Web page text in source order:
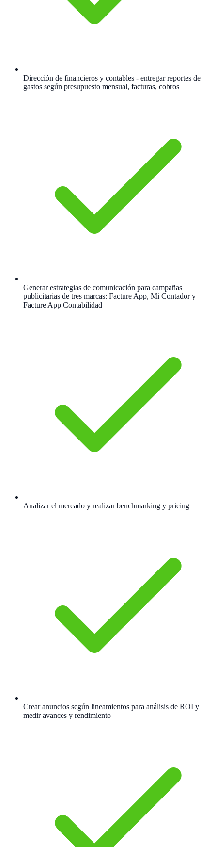
Dirección de financieros y contables - entregar reportes de
gastos según presupuesto mensual, facturas, cobros
Generar estrategias de comunicación para campañas
publicitarias de tres marcas: Facture App, Mi Contador y
Facture App Contabilidad
Analizar el mercado y realizar benchmarking y pricing
Crear anuncios según lineamientos para análisis de ROI y
medir avances y rendimiento